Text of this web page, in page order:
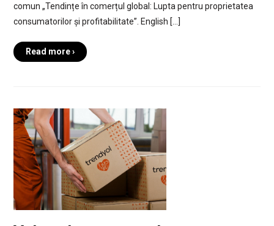
comun „Tendințe în comerțul global: Lupta pentru proprietatea
consumatorilor și profitabilitate”. English […]
Read more ›